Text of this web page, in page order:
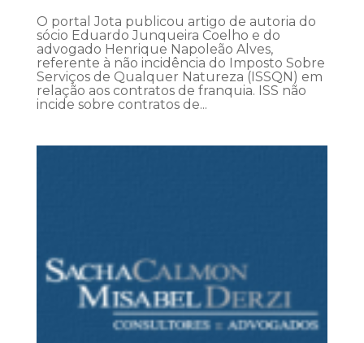
O portal Jota publicou artigo de autoria do
sócio Eduardo Junqueira Coelho e do
advogado Henrique Napoleão Alves,
referente à não incidência do Imposto Sobre
Serviços de Qualquer Natureza (ISSQN) em
relação aos contratos de franquia. ISS não
incide sobre contratos de...